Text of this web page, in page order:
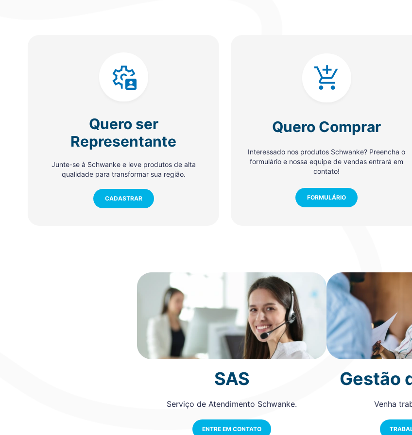
Quero ser
Representante
Junte-se à Schwanke e leve produtos de alta
qualidade para transformar sua região.
CADASTRAR
Quero Comprar
Interessado nos produtos Schwanke? Preencha o
formulário e nossa equipe de vendas entrará em
contato!
FORMULÁRIO
SAS
Serviço de Atendimento Schwanke.
ENTRE EM CONTATO
Gestão
Venha